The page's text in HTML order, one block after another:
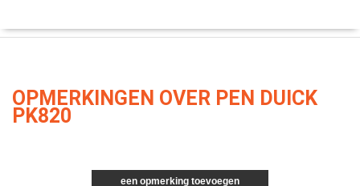
OPMERKINGEN OVER PEN DUICK
PK820
een opmerking toevoegen